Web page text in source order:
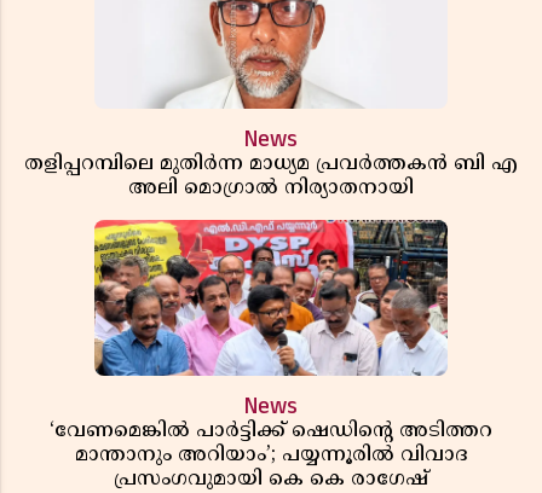
News
തളിപ്പറമ്പിലെ മുതിർന്ന മാധ്യമ പ്രവർത്തകൻ ബി എ
അലി മൊഗ്രാൽ നിര്യാതനായി
News
‘വേണമെങ്കിൽ പാർട്ടിക്ക് ഷെഡിൻ്റെ അടിത്തറ
മാന്താനും അറിയാം’; പയ്യന്നൂരിൽ വിവാദ
പ്രസംഗവുമായി കെ കെ രാഗേഷ്